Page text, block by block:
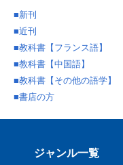
■新刊
■近刊
■教科書【フランス語】
■教科書【中国語】
■教科書【その他の語学】
■書店の方
ジャンル一覧